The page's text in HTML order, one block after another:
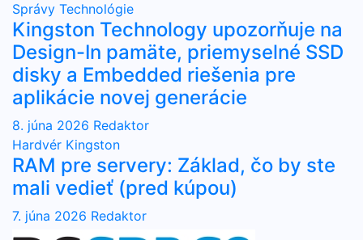
Správy Technológie
Kingston Technology upozorňuje na
Design-In pamäte, priemyselné SSD
disky a Embedded riešenia pre
aplikácie novej generácie
8. júna 2026 Redaktor
Hardvér Kingston
RAM pre servery: Základ, čo by ste
mali vedieť (pred kúpou)
7. júna 2026 Redaktor